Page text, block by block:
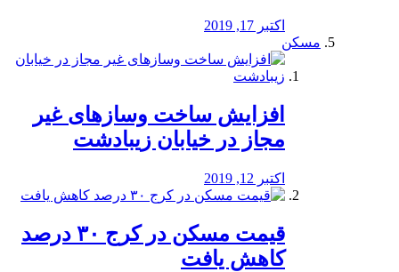
اکتبر 17, 2019
مسکن
افزایش ساخت وسازهای غیر
مجاز در خیابان زیبادشت
اکتبر 12, 2019
️قیمت مسکن در کرج ۳۰ درصد
کاهش یافت